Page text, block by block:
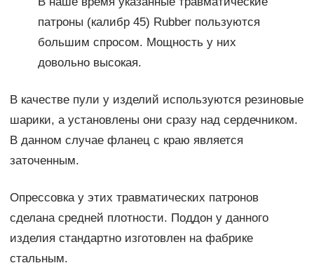
патроны (калибр 45) Rubber пользуются
большим спросом. Мощность у них
довольно высокая.
В качестве пули у изделий используются резиновые
шарики, а установлены они сразу над сердечником.
В данном случае фланец с краю является
заточенным.
Опрессовка у этих травматических патронов
сделана средней плотности. Поддон у данного
изделия стандартно изготовлен на фабрике
стальным.